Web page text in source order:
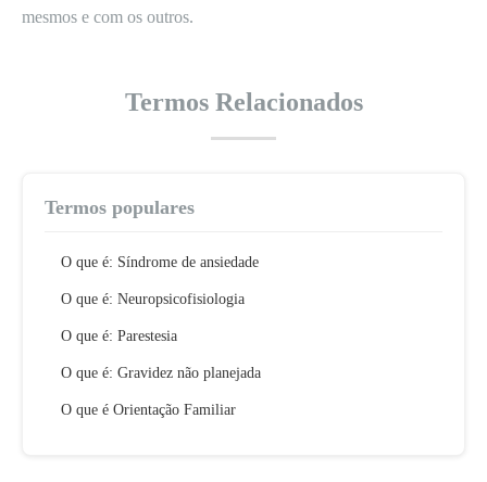
mesmos e com os outros.
Termos Relacionados
Termos populares
O que é: Síndrome de ansiedade
O que é: Neuropsicofisiologia
O que é: Parestesia
O que é: Gravidez não planejada
O que é Orientação Familiar